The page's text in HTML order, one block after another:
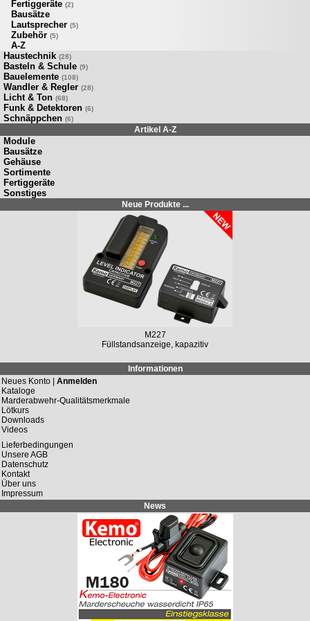
Fertiggeräte (2)
Bausätze
Lautsprecher (5)
Zubehör (5)
A-Z
Haustechnik (28)
Basteln & Schule (9)
Bauelemente (108)
Wandler & Regler (28)
Licht & Ton (68)
Funk & Detektoren (6)
Schnäppchen (6)
Artikel A-Z
Module
Bausätze
Gehäuse
Sortimente
Fertiggeräte
Sonstiges
Neue Produkte ...
M227
Füllstandsanzeige, kapazitiv
Informationen
Neues Konto | Anmelden
Kataloge
Marderabwehr-Qualitätsmerkmale
Lötkurs
Downloads
Videos
Lieferbedingungen
Unsere AGB
Datenschutz
Kontakt
Über uns
Impressum
News